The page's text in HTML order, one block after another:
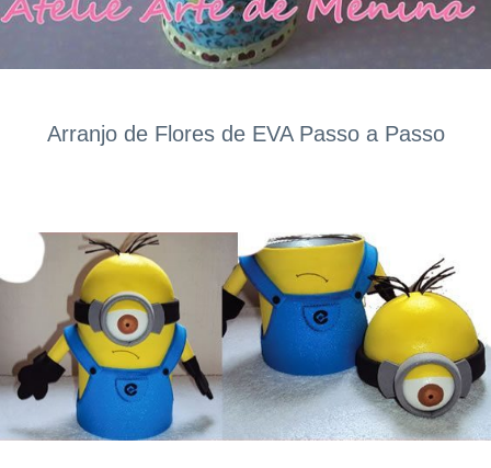
Arranjo de Flores de EVA Passo a Passo